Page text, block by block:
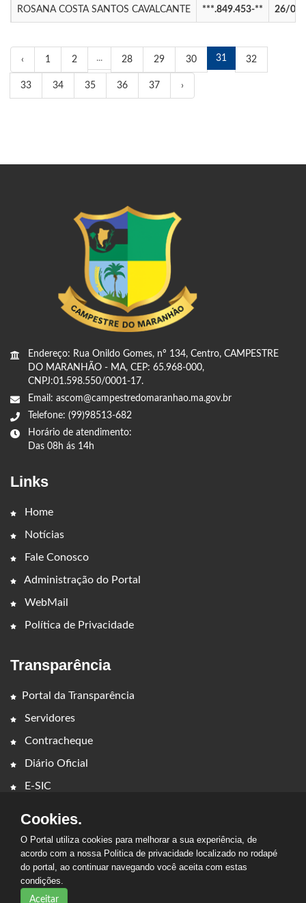
ROSANA COSTA SANTOS CAVALCANTE ***.849.453-** 26/09/
‹ 1 2 ... 28 29 30 31 32
33 34 35 36 37 ›
Endereço: Rua Onildo Gomes, nº 134, Centro, CAMPESTRE
DO MARANHÃO - MA, CEP: 65.968-000,
CNPJ:01.598.550/0001-17.
Email: ascom@campestredomaranhao.ma.gov.br
Telefone: (99)98513-682
Horário de atendimento:
Das 08h ás 14h
Links
Home
Notícias
Fale Conosco
Administração do Portal
WebMail
Política de Privacidade
Transparência
Portal da Transparência
Servidores
Contracheque
Diário Oficial
E-SIC
Cookies.
O Portal utiliza cookies para melhorar a sua experiência, de
acordo com a nossa Politica de privacidade localizado no rodapé
do portal, ao continuar navegando você aceita com estas
condições.
Aceitar
2026 - PREFEITURA MUNICIPAL DE CAMPESTRE DO
MARANHÃO. Todos os direitos reservados.